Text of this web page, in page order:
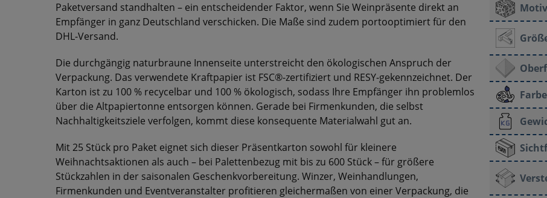
Paketversand standhalten – ein entscheidender Faktor, wenn Sie Weinpräsente direkt an
Empfänger in ganz Deutschland verschicken. Die Maße sind zudem portooptimiert für den
DHL-Versand.
Die durchgängig naturbraune Innenseite unterstreicht den ökologischen Anspruch der
Verpackung. Das verwendete Kraftpapier ist FSC®-zertifiziert und RESY-gekennzeichnet. Der
Karton ist zu 100 % recycelbar und 100 % ökologisch, sodass Ihre Empfänger ihn problemlos
über die Altpapiertonne entsorgen können. Gerade bei Firmenkunden, die selbst
Nachhaltigkeitsziele verfolgen, kommt diese konsequente Materialwahl gut an.
Mit 25 Stück pro Paket eignet sich dieser Präsentkarton sowohl für kleinere
Weihnachtsaktionen als auch – bei Palettenbezug mit bis zu 600 Stück – für größere
Stückzahlen in der saisonalen Geschenkvorbereitung. Winzer, Weinhandlungen,
Firmenkunden und Eventveranstalter profitieren gleichermaßen von einer Verpackung, die